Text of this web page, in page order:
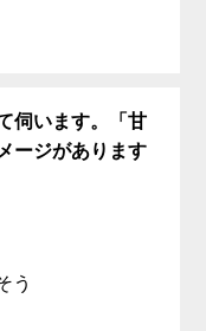
伺います。「甘
ージがあります
う